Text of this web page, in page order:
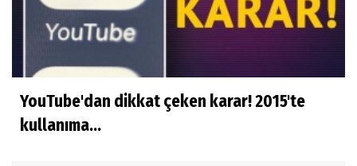
YouTube'dan dikkat çeken karar! 2015'te
kullanıma...